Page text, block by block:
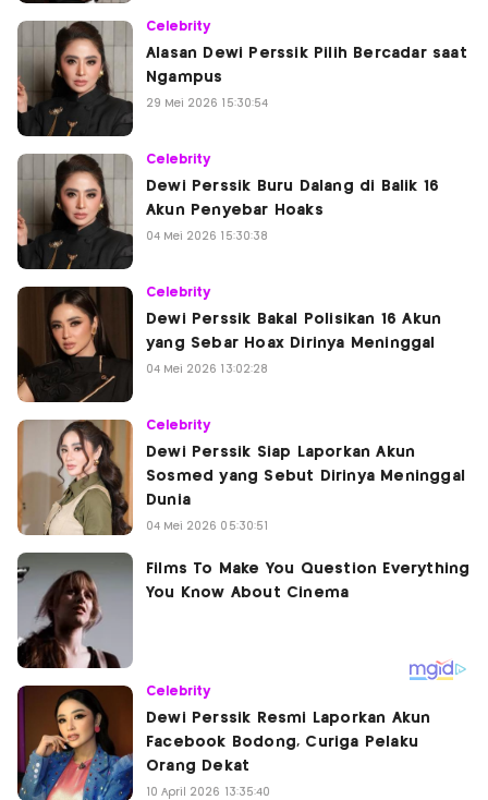
Celebrity
Alasan Dewi Perssik Pilih Bercadar saat
Ngampus
29 Mei 2026 15:30:54
Celebrity
Dewi Perssik Buru Dalang di Balik 16
Akun Penyebar Hoaks
04 Mei 2026 15:30:38
Celebrity
Dewi Perssik Bakal Polisikan 16 Akun
yang Sebar Hoax Dirinya Meninggal
04 Mei 2026 13:02:28
Celebrity
Dewi Perssik Siap Laporkan Akun
Sosmed yang Sebut Dirinya Meninggal
Dunia
04 Mei 2026 05:30:51
Celebrity
Dewi Perssik Resmi Laporkan Akun
Facebook Bodong, Curiga Pelaku
Orang Dekat
10 April 2026 13:35:40